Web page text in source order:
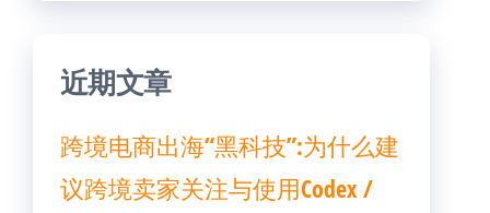
近期文章
跨境电商出海“黑科技”:为什么建
议跨境卖家关注与使用Codex /